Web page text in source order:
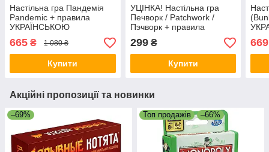
Настільна гра Пандемія
Pandemic + правила
УКРАЇНСЬКОЮ
665 ₴ 1 080 ₴
Купити
УЦІНКА! Настільна гра
Печворк / Patchwork /
Пэчворк + правила
299₴
Купити
669
Акційні пропозиції та новинки
–69% Топ продажів –66%